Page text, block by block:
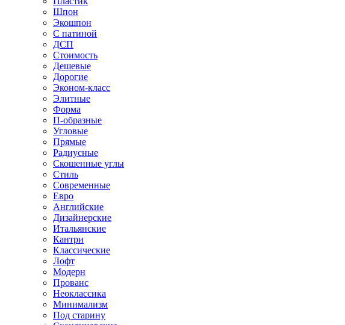
Шпон
Экошпон
С патиной
ДСП
Стоимость
Дешевые
Дорогие
Эконом-класс
Элитные
Форма
П-образные
Угловые
Прямые
Радиусные
Скошенные углы
Стиль
Современные
Евро
Английские
Дизайнерские
Итальянские
Кантри
Классические
Лофт
Модерн
Прованс
Неоклассика
Минимализм
Под старину